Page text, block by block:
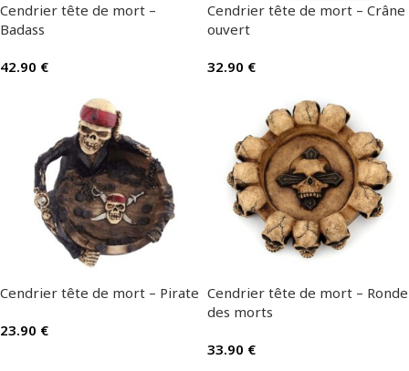
Cendrier tête de mort –
Badass
42.90 €
Cendrier tête de mort – Crâne
ouvert
32.90 €
Cendrier tête de mort – Pirate
23.90 €
Cendrier tête de mort – Ronde
des morts
33.90 €